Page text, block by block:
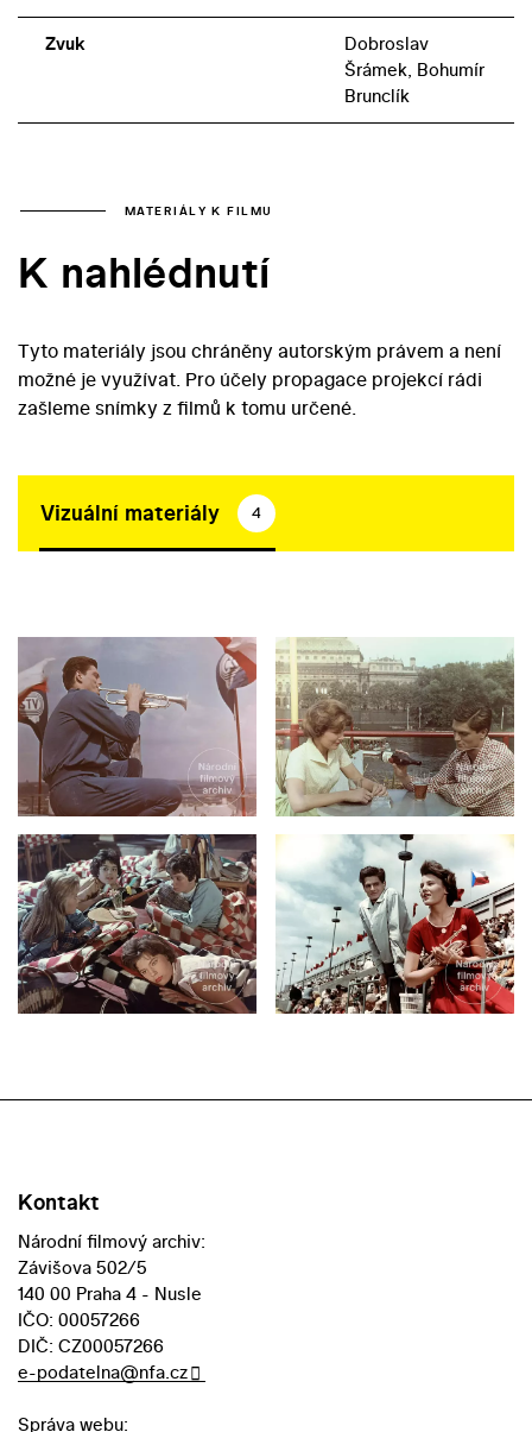
Zvuk
Dobroslav
Šrámek, Bohumír
Brunclík
MATERIÁLY K FILMU
K nahlédnutí
Tyto materiály jsou chráněny autorským právem a není
možné je využívat. Pro účely propagace projekcí rádi
zašleme snímky z filmů k tomu určené.
Vizuální materiály 4
Kontakt
Národní filmový archiv:
Závišova 502/5
140 00 Praha 4 - Nusle
IČO: 00057266
DIČ: CZ00057266
e-podatelna@nfa.cz
Správa webu: